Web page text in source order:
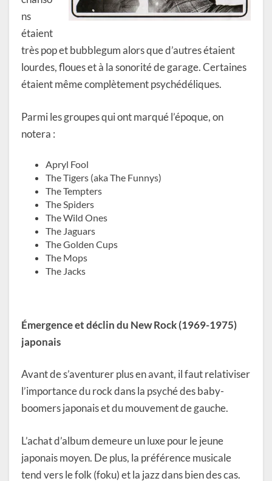
ns
étaient
très pop et bubblegum alors que d’autres étaient
lourdes, floues et à la sonorité de garage. Certaines
étaient même complètement psychédéliques.
Parmi les groupes qui ont marqué l’époque, on
notera :
Apryl Fool
The Tigers (aka The Funnys)
The Tempters
The Spiders
The Wild Ones
The Jaguars
The Golden Cups
The Mops
The Jacks
Émergence et déclin du New Rock (1969-1975)
japonais
Avant de s’aventurer plus en avant, il faut relativiser
l’importance du rock dans la psyché des baby-
boomers japonais et du mouvement de gauche.
L’achat d’album demeure un luxe pour le jeune
japonais moyen. De plus, la préférence musicale
tend vers le folk (foku) et la jazz dans bien des cas.